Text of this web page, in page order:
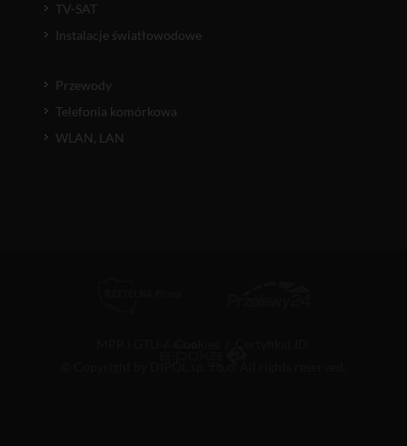
TV-SAT
Instalacje światłowodowe
Przewody
Telefonia komórkowa
WLAN, LAN